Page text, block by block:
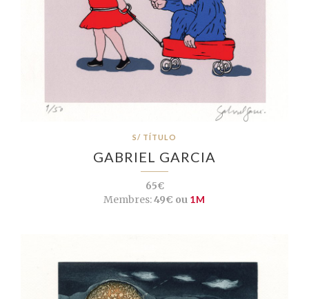
S/ TÍTULO
GABRIEL GARCIA
65€
Membres:49€ ou 1M